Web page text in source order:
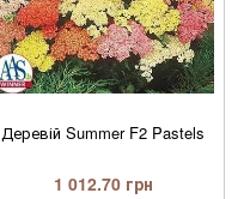
Деревій Summer F2 Pastels
1 012.70 грн